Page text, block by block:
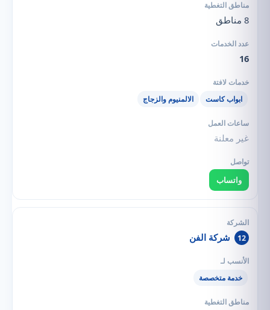
8 مناطق
16
ابواب كاست الالمنيوم والزجاج
غير معلنة
واتساب
12 شركة الفن
خدمة متخصصة